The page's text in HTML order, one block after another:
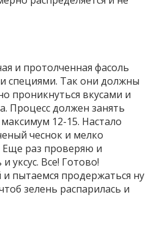
и протолченная фасоль
специями. Так они должны
проникнуться вкусами и
Процесс должен занять
12-15. Настало
чеснок и мелко
Еще раз проверяю и
уксус. Все! Готово!
пытаемся продержаться ну
зелень распарилась и